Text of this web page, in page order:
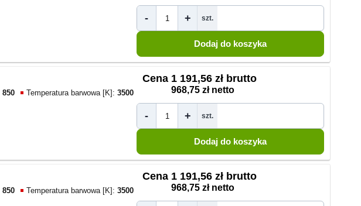
- + szt.
850 Temperatura barwowa [K]: 3500
Cena 1 191,56 zł brutto
968,75 zł netto
- + szt.
850 Temperatura barwowa [K]: 3500
Cena 1 191,56 zł brutto
968,75 zł netto